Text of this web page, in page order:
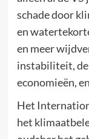
schade door
en
en meer
instabiliteit,
economieën,
Het
het